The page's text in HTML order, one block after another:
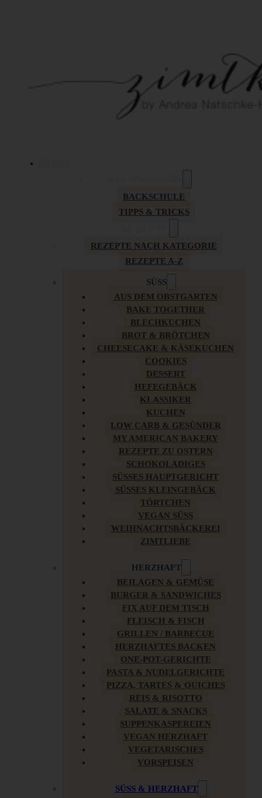
BACKSCHULE
TIPPS & TRICKS
REZEPTE NACH KATEGORIE
REZEPTE A-Z
SÜSS
AUS DEM OBSTGARTEN
BAKE TOGETHER
BLECHKUCHEN
BROT & BRÖTCHEN
CHEESECAKE & KÄSEKUCHEN
COOKIES
DESSERT
HEFEGEBÄCK
KLASSIKER
KUCHEN
LOW CARB & GESÜNDER
MY AMERICAN BAKERY
REZEPTE ZU OSTERN
SCHOKOLADIGES
SÜSSES HAUPTGERICHT
SÜSSES KLEINGEBÄCK
TÖRTCHEN
VEGAN SÜSS
WEIHNACHTSBÄCKEREI
ZIMTLIEBE
HERZHAFT
BEILAGEN & GEMÜSE
BURGER & SANDWICHES
FIX AUF DEM TISCH
FLEISCH & FISCH
GRILLEN / BARBECUE
HERZHAFTES BACKEN
ONE-POT-GERICHTE
PASTA & NUDELGERICHTE
PIZZA, TARTES & QUICHES
REIS & RISOTTO
SALATE & SNACKS
SUPPENKASPEREIEN
VEGAN HERZHAFT
VEGETARISCHES
VORSPEISEN
SÜSS & HERZHAFT